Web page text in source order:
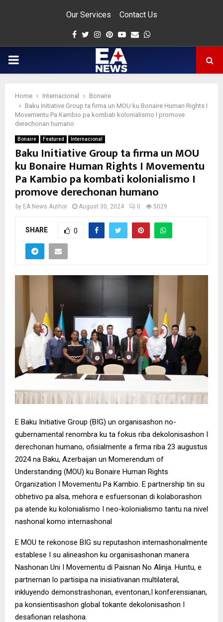
Our Services Contact Us
Facebook
Twitter
Instagram
Pinterest
Youtube
Email
PRIMARY
Home Internacional
Bonaire
Baku Initiative Group ta firma un MOU ku Bonaire Human Rights I
Movementu Pa Kambio pa kombati kolonialismo I promove
derechonan humano
Bonaire Featured Internacional
Baku Initiative Group ta firma un MOU
ku Bonaire Human Rights I Movementu
Pa Kambio pa kombati kolonialismo I
promove derechonan humano
by EA News Author August 30, 2024 0 5029
SHARE 0
E Baku Initiative Group (BIG) un organisashon no-
gubernamental renombra ku ta fokus riba dekolonisashon I
derechonan humano, ofisialmente a firma riba 23 augustus
2024 na Baku, Azerbaijan un Momerendum of
Understanding (MOU) ku Bonaire Human Rights
Organization I Movementu Pa Kambio. E partnership tin su
obhetivo pa alsa, mehora e esfuersonan di kolaborashon
pa atende ku kolonialismo I neo-kolonialismo tantu na nivel
nashonal komo internashonal
E MOU te rekonose BIG su reputashon internashonalmente
establese I su alineashon ku organisashonan manera
Nashonan Uni I Movementu di Paisnan No Alinja. Huntu, e
partnernan lo partisipa na inisiativanan multilateral,
inkluyendo demonstrashonan, eventonan,I konferensianan,
pa konsientisashon global tokante dekolonisashon I
desafionan relashona.